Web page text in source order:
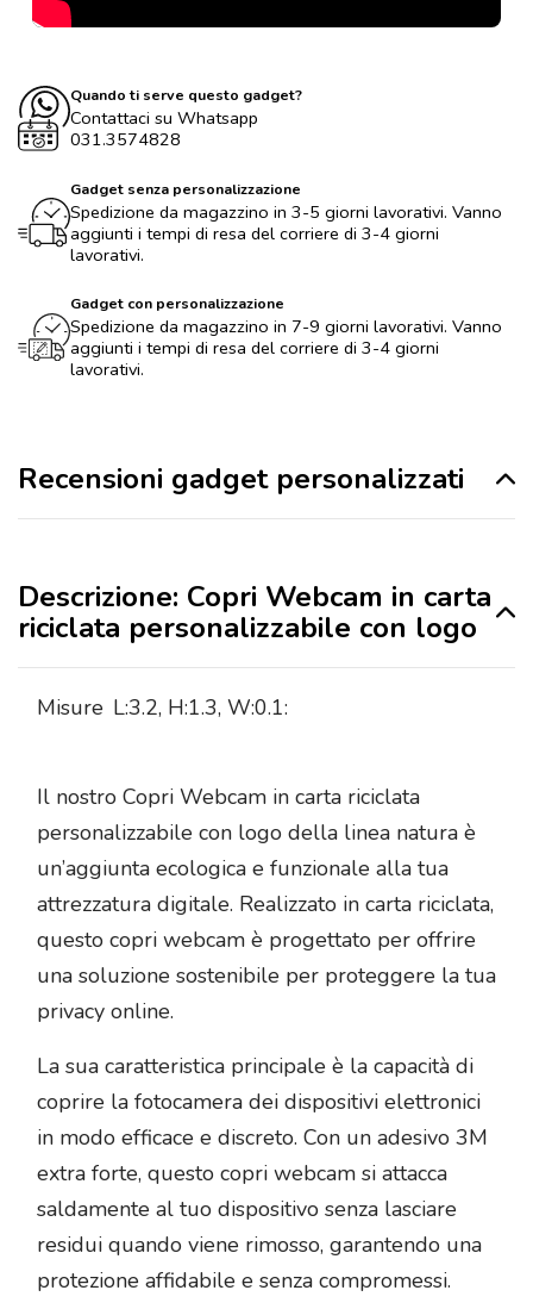
Quando ti serve questo gadget?
Contattaci su Whatsapp
031.3574828
Gadget senza personalizzazione
Spedizione da magazzino in 3-5 giorni lavorativi. Vanno
aggiunti i tempi di resa del corriere di 3-4 giorni
lavorativi.
Gadget con personalizzazione
Spedizione da magazzino in 7-9 giorni lavorativi. Vanno
aggiunti i tempi di resa del corriere di 3-4 giorni
lavorativi.
Recensioni gadget personalizzati
Descrizione: Copri Webcam in carta
riciclata personalizzabile con logo
Misure L:3.2, H:1.3, W:0.1:
Il nostro Copri Webcam in carta riciclata
personalizzabile con logo della linea natura è
un’aggiunta ecologica e funzionale alla tua
attrezzatura digitale. Realizzato in carta riciclata,
questo copri webcam è progettato per offrire
una soluzione sostenibile per proteggere la tua
privacy online.
La sua caratteristica principale è la capacità di
coprire la fotocamera dei dispositivi elettronici
in modo efficace e discreto. Con un adesivo 3M
extra forte, questo copri webcam si attacca
saldamente al tuo dispositivo senza lasciare
residui quando viene rimosso, garantendo una
protezione affidabile e senza compromessi.